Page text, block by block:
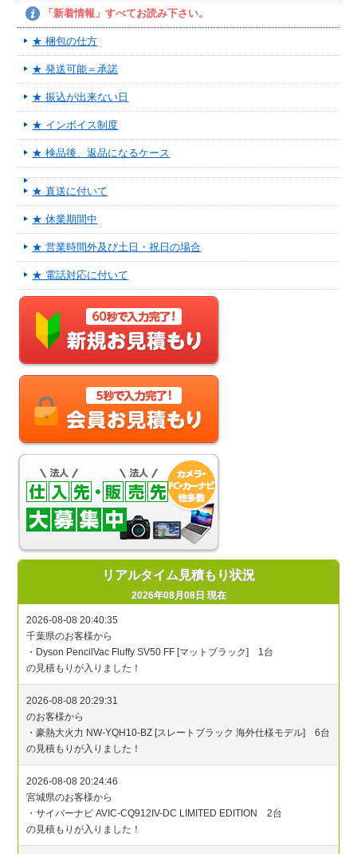
「新着情報」すべてお読み下さい。
★ 梱包の仕方
★ 発送可能＝承諾
★ 振込が出来ない日
★ インボイス制度
★ 検品後、返品になるケース
★ 直送に付いて
★ 休業期間中
★ 営業時間外及び土日・祝日の場合
★ 電話対応に付いて
リアルタイム見積もり状況
2026年08月08日 現在